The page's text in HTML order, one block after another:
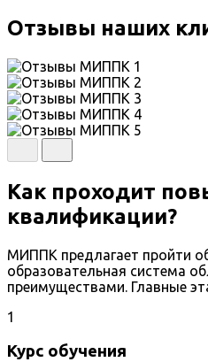
Отзывы наших
Как проходит
квалификации?
МИППК предлагает пройти
образовательная система
преимуществами. Главные
1
Курс обучения